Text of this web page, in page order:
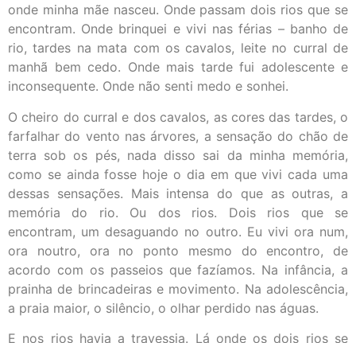
onde minha mãe nasceu. Onde passam dois rios que se
encontram. Onde brinquei e vivi nas férias – banho de
rio, tardes na mata com os cavalos, leite no curral de
manhã bem cedo. Onde mais tarde fui adolescente e
inconsequente. Onde não senti medo e sonhei.
O cheiro do curral e dos cavalos, as cores das tardes, o
farfalhar do vento nas árvores, a sensação do chão de
terra sob os pés, nada disso sai da minha memória,
como se ainda fosse hoje o dia em que vivi cada uma
dessas sensações. Mais intensa do que as outras, a
memória do rio. Ou dos rios. Dois rios que se
encontram, um desaguando no outro. Eu vivi ora num,
ora noutro, ora no ponto mesmo do encontro, de
acordo com os passeios que fazíamos. Na infância, a
prainha de brincadeiras e movimento. Na adolescência,
a praia maior, o silêncio, o olhar perdido nas águas.
E nos rios havia a travessia. Lá onde os dois rios se